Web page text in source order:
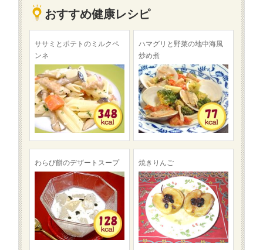
おすすめ健康レシピ
ササミとポテトのミルクペ
ンネ
ハマグリと野菜の地中海風
炒め煮
わらび餅のデザートスープ 焼きりんご